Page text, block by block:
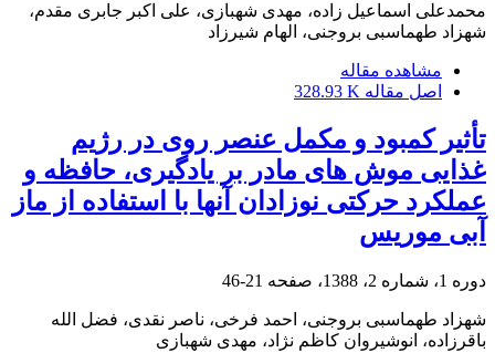
محمدعلی اسماعیل زاده، مهدی شهبازی، علی اکبر جابری مقدم،
شهزاد طهماسبی بروجنی، الهام شیرزاد
مشاهده مقاله
اصل مقاله 328.93 K
تأثیر کمبود و مکمل عنصر روی در رژیم
غذایی موش های مادر بر یادگیری، حافظه و
عملکرد حرکتی نوزادان آنها با استفاده از ماز
آبی موریس
دوره 1، شماره 2، 1388، صفحه 21-46
شهزاد طهماسبی بروجنی، احمد فرخی، ناصر نقدی، فضل الله
باقرزاده، انوشیروان کاظم نژاد، مهدی شهبازی